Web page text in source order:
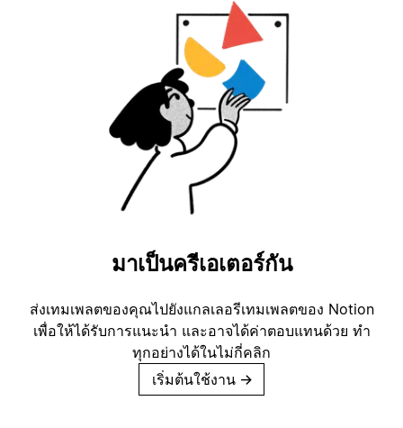
มาเป็นครีเอเตอร์กัน
ส่งเทมเพลตของคุณไปยังแกลเลอรีเทมเพลตของ Notion
เพื่อให้ได้รับการแนะนำ และอาจได้ค่าตอบแทนด้วย ทำ
ทุกอย่างได้ในไม่กี่คลิก
เริ่มต้นใช้งาน →